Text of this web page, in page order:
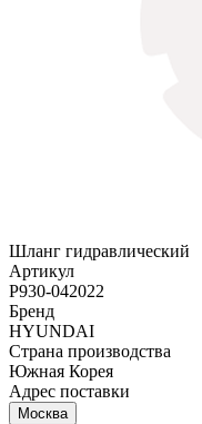
Шланг гидравлический
Артикул
P930-042022
Бренд
HYUNDAI
Страна производства
Южная Корея
Адрес поставки
Москва